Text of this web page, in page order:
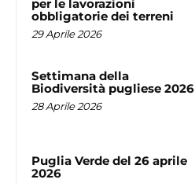
per le lavorazioni
obbligatorie dei terreni
29 Aprile 2026
Settimana della
Biodiversità pugliese 2026
28 Aprile 2026
Puglia Verde del 26 aprile
2026